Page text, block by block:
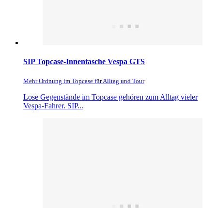
SIP Topcase-Innentasche Vespa GTS
Mehr Ordnung im Topcase für Alltag und Tour
Lose Gegenstände im Topcase gehören zum Alltag vieler
Vespa-Fahrer. SIP...